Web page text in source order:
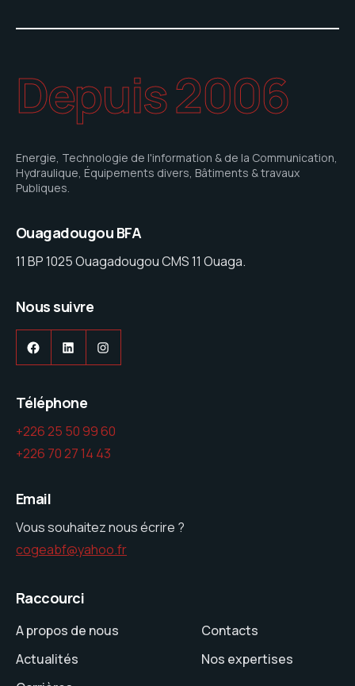
Depuis 2006
Energie, Technologie de l'information & de la Communication,
Hydraulique, Équipements divers, Bâtiments & travaux
Publiques.
Ouagadougou BFA
11 BP 1025 Ouagadougou CMS 11 Ouaga.
Nous suivre
Facebook
LinkedInInstagram
Téléphone
+226 25 50 99 60
+226 70 27 14 43
Email
Vous souhaitez nous écrire ?
cogeabf@yahoo.fr
Raccourci
A propos de nous
Actualités
Contacts
Nos expertises